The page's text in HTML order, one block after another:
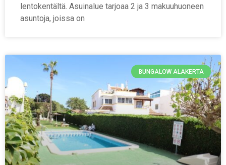
lentokentältä. Asuinalue tarjoaa 2 ja 3 makuuhuoneen
asuntoja, joissa on
BUNGALOW ALAKERTA